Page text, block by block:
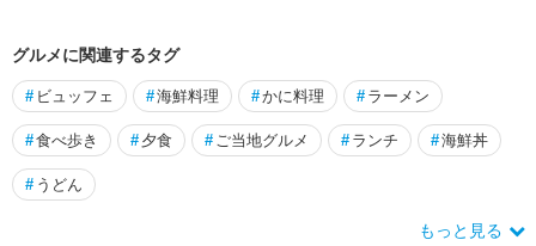
グルメに関連するタグ
# ビュッフェ #海鮮料理 #かに料理 # ラーメン
#食べ歩き # 夕食 # ご当地グルメ # ランチ #海鮮丼
# うどん
もっと見る